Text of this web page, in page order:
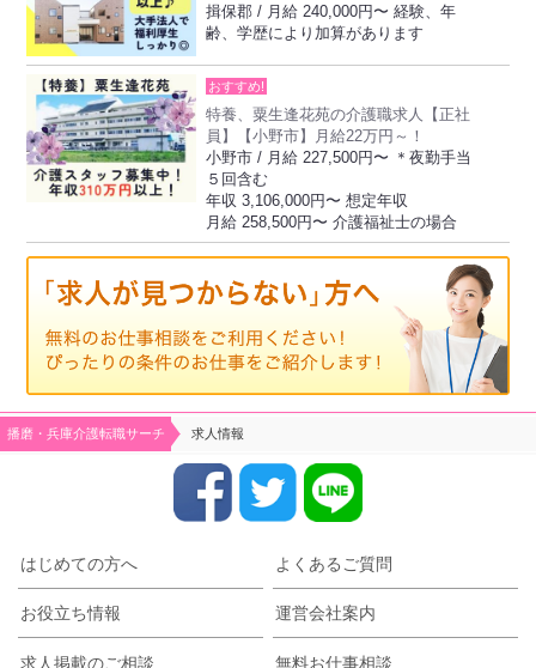
揖保郡 / 月給 240,000円〜 経験、年
齢、学歴により加算があります
おすすめ!
特養、粟生逢花苑の介護職求人【正社
員】【小野市】月給22万円～！
小野市 / 月給 227,500円〜 ＊夜勤手当
５回含む
年収 3,106,000円〜 想定年収
月給 258,500円〜 介護福祉士の場合
播磨・兵庫介護転職サーチ 求人情報
はじめての方へ よくあるご質問
お役立ち情報 運営会社案内
求人掲載のご相談 無料お仕事相談